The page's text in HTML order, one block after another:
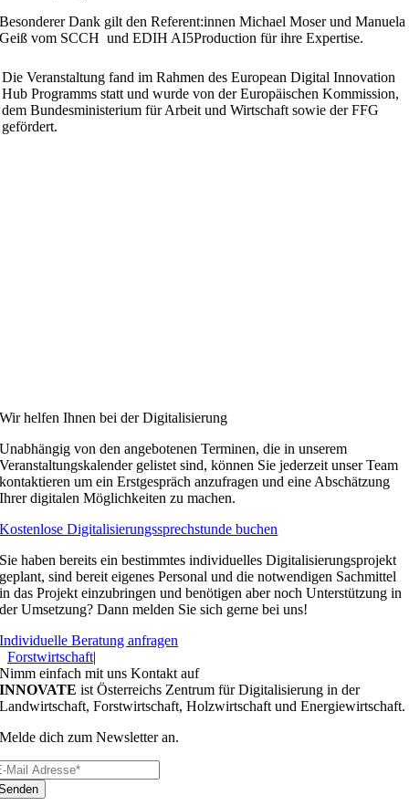
Besonderer Dank gilt den Referent:innen Michael Moser und Manuela
Geiß vom SCCH und EDIH AI5Production für ihre Expertise.
Die Veranstaltung fand im Rahmen des European Digital Innovation
Hub Programms statt und wurde von der Europäischen Kommission,
dem Bundesministerium für Arbeit und Wirtschaft sowie der FFG
gefördert.
Wir helfen Ihnen bei der Digitalisierung
Unabhängig von den angebotenen Terminen, die in unserem
Veranstaltungskalender gelistet sind, können Sie jederzeit unser Team
kontaktieren um ein Erstgespräch anzufragen und eine Abschätzung
Ihrer digitalen Möglichkeiten zu machen.
Kostenlose Digitalisierungssprechstunde buchen
Sie haben bereits ein bestimmtes individuelles Digitalisierungsprojekt
geplant, sind bereit eigenes Personal und die notwendigen Sachmittel
in das Projekt einzubringen und benötigen aber noch Unterstützung in
der Umsetzung? Dann melden Sie sich gerne bei uns!
Individuelle Beratung anfragen
Forstwirtschaft|
Nimm einfach mit uns Kontakt auf
INNOVATEist Österreichs Zentrum für Digitalisierung in der
Landwirtschaft, Forstwirtschaft, Holzwirtschaft und Energiewirtschaft.
Melde dich zum Newsletter an.